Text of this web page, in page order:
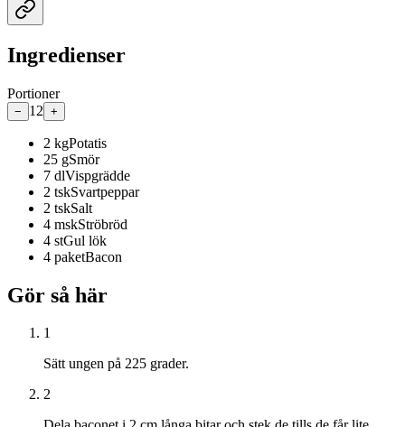
Ingredienser
Portioner
− 12 +
2 kgPotatis
25 gSmör
7 dlVispgrädde
2 tskSvartpeppar
2 tskSalt
4 mskStröbröd
4 stGul lök
4 paketBacon
Gör så här
1
Sätt ungen på 225 grader.
2